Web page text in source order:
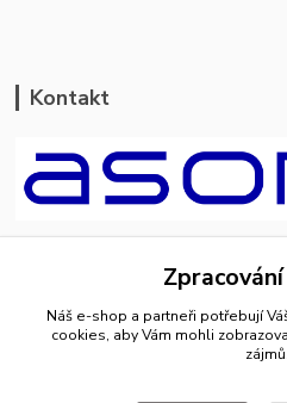
Kontakt
+420 799 500 769
pracovní dny 8-11hod.,13-15hod.
Náš e-shop a partneři potřebují
cookies, aby Vám mohli
zájmů.